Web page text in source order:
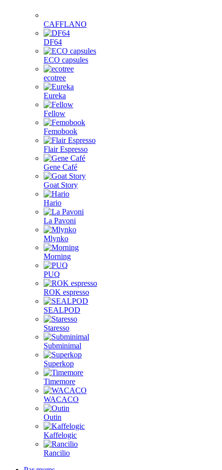
CAFFLANO
DF64
ECO capsules
ecotree
Eureka
Fellow
Femobook
Flair Espresso
Gene Café
Goat Story
Hario
La Pavoni
Mlynko
Morning
PUQ
ROK espresso
SEALPOD
Staresso
Subminimal
Superkop
Timemore
WACACO
Outin
Kaffelogic
Rancilio